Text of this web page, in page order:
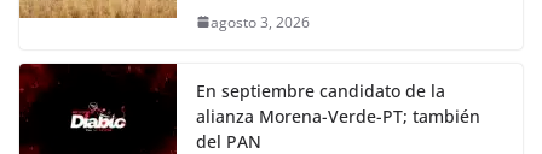
agosto 3, 2026
En septiembre candidato de la
alianza Morena-Verde-PT; también
del PAN